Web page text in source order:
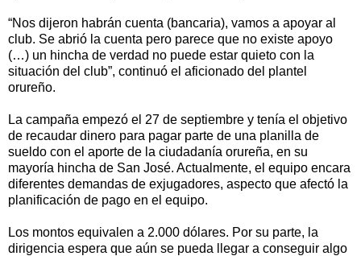
“Nos dijeron habrán cuenta (bancaria), vamos a apoyar al
club. Se abrió la cuenta pero parece que no existe apoyo
(…) un hincha de verdad no puede estar quieto con la
situación del club”, continuó el aficionado del plantel
orureño.
La campaña empezó el 27 de septiembre y tenía el objetivo
de recaudar dinero para pagar parte de una planilla de
sueldo con el aporte de la ciudadanía orureña, en su
mayoría hincha de San José. Actualmente, el equipo encara
diferentes demandas de exjugadores, aspecto que afectó la
planificación de pago en el equipo.
Los montos equivalen a 2.000 dólares. Por su parte, la
dirigencia espera que aún se pueda llegar a conseguir algo